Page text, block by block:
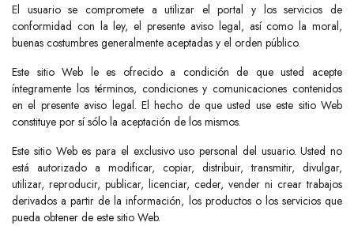
El usuario se compromete a utilizar el portal y los servicios de
conformidad con la ley, el presente aviso legal, así como la moral,
buenas costumbres generalmente aceptadas y el orden público.
Este sitio Web le es ofrecido a condición de que usted acepte
íntegramente los términos, condiciones y comunicaciones contenidos
en el presente aviso legal. El hecho de que usted use este sitio Web
constituye por sí sólo la aceptación de los mismos.
Este sitio Web es para el exclusivo uso personal del usuario. Usted no
está autorizado a modificar, copiar, distribuir, transmitir, divulgar,
utilizar, reproducir, publicar, licenciar, ceder, vender ni crear trabajos
derivados a partir de la información, los productos o los servicios que
pueda obtener de este sitio Web.